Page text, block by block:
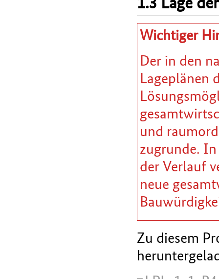
Wichtiger
Der in den
Lageplänen
und
zugrunde.
der Verlauf
neue
Zu diesem